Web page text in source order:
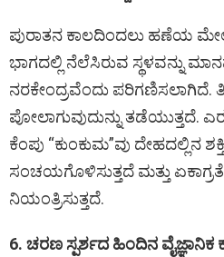
ಪುರಾತನ ಕಾಲದಿಂದಲು ಹಣೆಯ
ಭಾಗದಲ್ಲಿ ನೆಲೆಸಿರುವ ಸ್ಥಳವನ್ನು
ನರಕೇಂದ್ರವೆಂದು ಪರಿಗಣಿಸಲಾಗಿದೆ.
ಪೋಲಾಗುವುದುನ್ನು ತಡೆಯುತ್ತದೆ.
ಕೆಂಪು “ಕುಂಕುಮ”ವು ದೇಹದಲ್ಲಿನ
ಸಂಚಯಗೊಳಿಸುತ್ತದೆ ಮತ್ತು
ನಿಯಂತ್ರಿಸುತ್ತದೆ.
6. ಚರಣ ಸ್ಪರ್ಶದ ಹಿಂದಿನ ವೈಜ್ಞಾನಿಕ